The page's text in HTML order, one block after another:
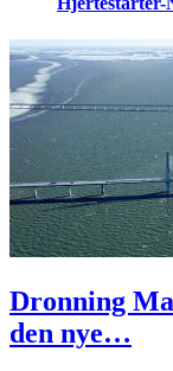
Dronning
den nye…